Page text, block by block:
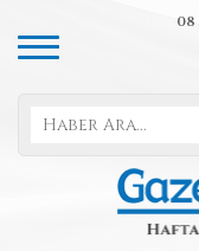
08